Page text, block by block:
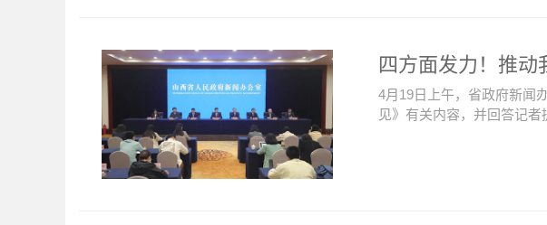
四方面发力！推动
4月19日上午，省政府新闻
见》有关内容，并回答记者